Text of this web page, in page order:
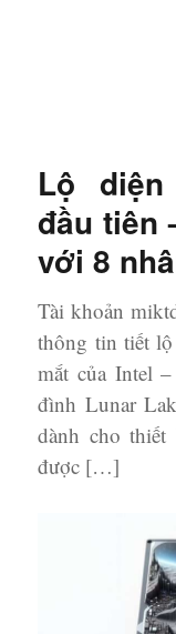
Lộ
đầu tiên
với 8
Tài khoản
thông tin tiết
mắt của Intel
đình Lunar
dành cho
được […]